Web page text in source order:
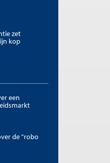
zet
kop
een
de "robo